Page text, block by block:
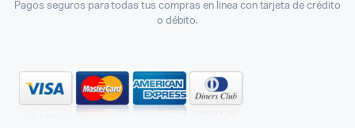
Pagos seguros para todas tus compras en linea con tarjeta de crédito
o débito.